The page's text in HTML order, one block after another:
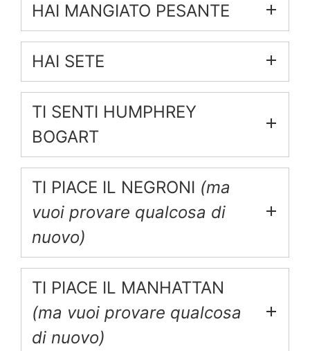
HAI MANGIATO PESANTE
HAI SETE
TI SENTI HUMPHREY
BOGART
TI PIACE IL NEGRONI (ma
vuoi provare qualcosa di
nuovo)
TI PIACE IL MANHATTAN
(ma vuoi provare qualcosa
di nuovo)